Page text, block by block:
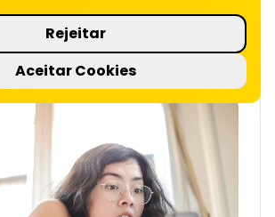
clientes em ações reais.
completo!
de leitura
Rejeitar
Aceitar Cookies